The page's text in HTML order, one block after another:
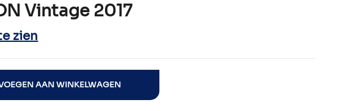
Vintage 2017
zien
2017 aantal
AAN WINKELWAGEN